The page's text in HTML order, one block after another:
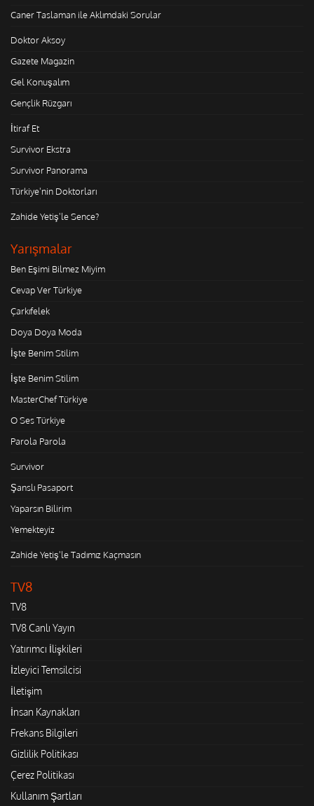
Caner Taslaman ile Aklımdaki Sorular
Doktor Aksoy
Gazete Magazin
Gel Konuşalım
Gençlik Rüzgarı
İtiraf Et
Survivor Ekstra
Survivor Panorama
Türkiye'nin Doktorları
Zahide Yetiş'le Sence?
Yarışmalar
Ben Eşimi Bilmez Miyim
Cevap Ver Türkiye
Çarkıfelek
Doya Doya Moda
İşte Benim Stilim
İşte Benim Stilim
MasterChef Türkiye
O Ses Türkiye
Parola Parola
Survivor
Şanslı Pasaport
Yaparsın Bilirim
Yemekteyiz
Zahide Yetiş'le Tadımız Kaçmasın
TV8
TV8
TV8 Canlı Yayın
Yatırımcı İlişkileri
İzleyici Temsilcisi
İletişim
İnsan Kaynakları
Frekans Bilgileri
Gizlilik Politikası
Çerez Politikası
Kullanım Şartları